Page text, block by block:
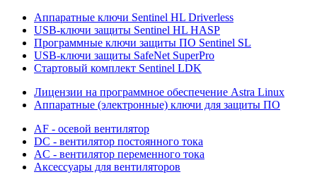
Аппаратные ключи Sentinel HL Driverless
USB-ключи защиты Sentinel HL HASP
Программные ключи защиты ПО Sentinel SL
USB-ключи защиты SafeNet SuperPro
Стартовый комплект Sentinel LDK
Лицензии на программное обеспечение Astra Linux
Аппаратные (электронные) ключи для защиты ПО
AF - осевой вентилятор
DC - вентилятор постоянного тока
AC - вентилятор переменного тока
Аксессуары для вентиляторов